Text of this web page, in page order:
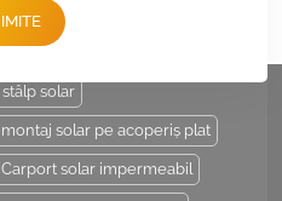
Jimei District, Xiamen, China
solar
montaj solar pe acoperiș plat
Carport solar impermeabil